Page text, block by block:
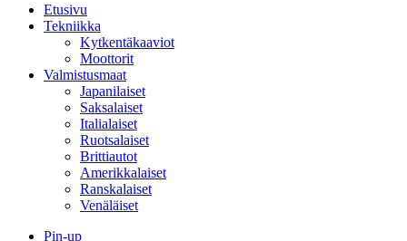
Etusivu
Tekniikka
Kytkentäkaaviot
Moottorit
Valmistusmaat
Japanilaiset
Saksalaiset
Italialaiset
Ruotsalaiset
Brittiautot
Amerikkalaiset
Ranskalaiset
Venäläiset
Pin-up